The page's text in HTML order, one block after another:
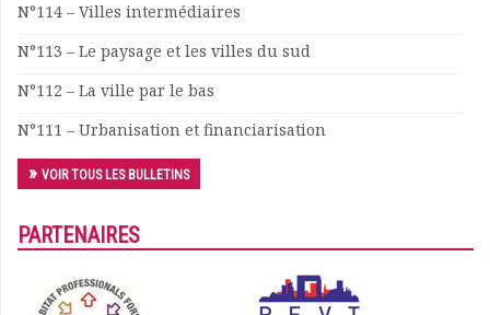
Dîners débats
Concours vidéo
Matinales
Publications et rapports
Documents
Les adhérents
Annuaire
Offres d’emploi
Forum
N°114 – Villes intermédiaires
N°113 – Le paysage et les villes du sud
N°112 – La ville par le bas
N°111 – Urbanisation et financiarisation
VOIR TOUS LES BULLETINS
PARTENAIRES